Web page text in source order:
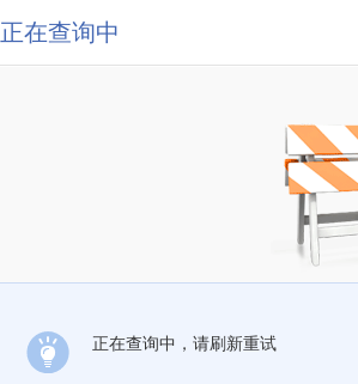
正在查询中
正在查询中，请刷新重试